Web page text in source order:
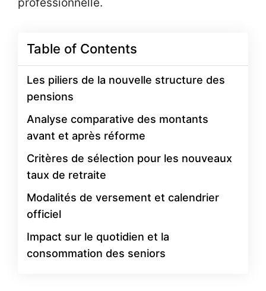
Table of Contents
Les piliers de la nouvelle structure des
pensions
Analyse comparative des montants
avant et après réforme
Critères de sélection pour les nouveaux
taux de retraite
Modalités de versement et calendrier
officiel
Impact sur le quotidien et la
consommation des seniors